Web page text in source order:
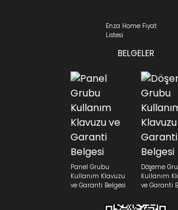
Enza Home Fiyat
Listesi
BELGELER
Panel Grubu
Kullanım Klavuzu
ve Garanti Belgesi
Döşeme
Kullanım
ve Garanti